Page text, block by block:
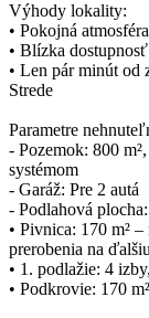
Výhody lokality:
• Pokojná
• Blízka
• Len pár minút od
Strede
Parametre
- Pozemok: 800
systémom
- Garáž: Pre 2 autá
- Podlahová plocha:
• Pivnica: 170 m²
prerobenia na
• 1. podlažie: 4
• Podkrovie: 170